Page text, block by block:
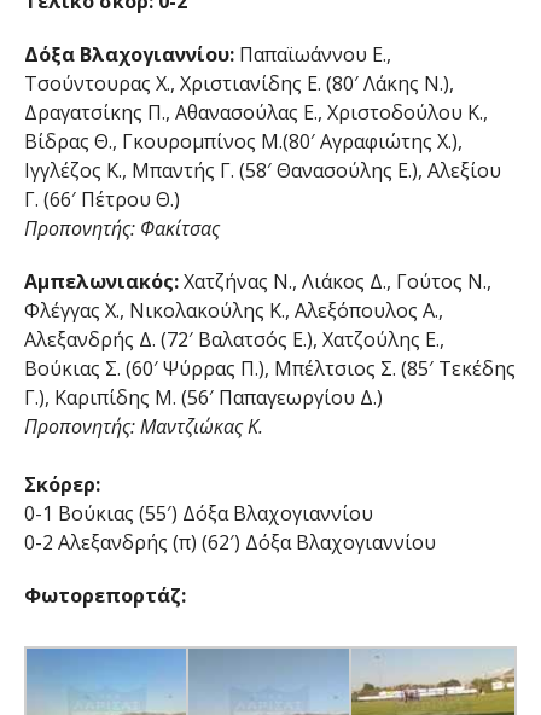
Δόξα Βλαχογιαννίου:Παπαϊωάννου Ε.,
Τσούντουρας Χ., Χριστιανίδης Ε. (80′ Λάκης Ν.),
Δραγατσίκης Π., Αθανασούλας Ε., Χριστοδούλου Κ.,
Βίδρας Θ., Γκουρομπίνος Μ.(80′ Αγραφιώτης Χ.),
Ιγγλέζος Κ., Μπαντής Γ. (58′ Θανασούλης Ε.), Αλεξίου
Γ. (66′ Πέτρου Θ.)
Προπονητής: Φακίτσας
Αμπελωνιακός:Χατζήνας Ν., Λιάκος Δ., Γούτος Ν.,
Φλέγγας Χ., Νικολακούλης Κ., Αλεξόπουλος Α.,
Αλεξανδρής Δ. (72′ Βαλατσός Ε.), Χατζούλης Ε.,
Βούκιας Σ. (60′ Ψύρρας Π.), Μπέλτσιος Σ. (85′ Τεκέδης
Γ.), Καριπίδης Μ. (56′ Παπαγεωργίου Δ.)
Προπονητής: Μαντζιώκας Κ.
Σκόρερ:
0-1 Βούκιας (55′) Δόξα Βλαχογιαννίου
0-2 Αλεξανδρής (π) (62′) Δόξα Βλαχογιαννίου
Φωτορεπορτάζ: